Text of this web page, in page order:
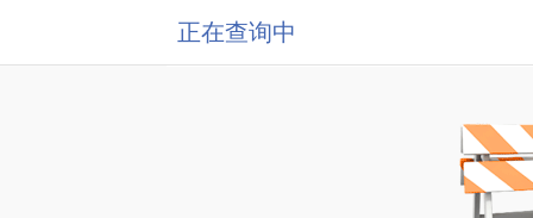
正在查询中